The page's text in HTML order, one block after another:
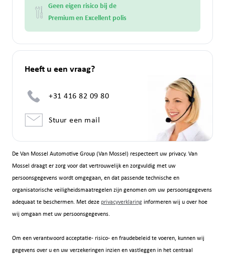
De Van Mossel Automotive Group (Van Mossel) respecteert uw privacy. Van
Mossel draagt er zorg voor dat vertrouwelijk en zorgvuldig met uw
persoonsgegevens wordt omgegaan, en dat passende technische en
organisatorische veiligheidsmaatregelen zijn genomen om uw persoonsgegevens
adequaat te beschermen. Met deze privacyverklaringinformeren wij u over hoe
wij omgaan met uw persoonsgegevens.
Om een verantwoord acceptatie- risico- en fraudebeleid te voeren, kunnen wij
gegevens over u en uw verzekeringen inzien en vastleggen in het centraal
Geen eigen risico bij de
Premium en Excellent polis
Heeft u een vraag?
+31 416 82 09 80
Stuur een mail